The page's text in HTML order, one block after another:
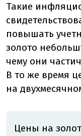
Такие
повышать
золото
чему они
В то же время
на
Цены на